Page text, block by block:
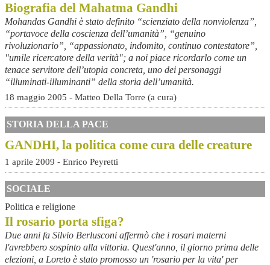
Biografia del Mahatma Gandhi
Mohandas Gandhi è stato definito “scienziato della nonviolenza”,
“portavoce della coscienza dell’umanità”, “genuino
rivoluzionario”, “appassionato, indomito, continuo contestatore”,
"umile ricercatore della verità"; a noi piace ricordarlo come un
tenace servitore dell’utopia concreta, uno dei personaggi
“illuminati-illuminanti” della storia dell’umanità.
18 maggio 2005 - Matteo Della Torre (a cura)
STORIA DELLA PACE
GANDHI, la politica come cura delle creature
1 aprile 2009 - Enrico Peyretti
SOCIALE
Politica e religione
Il rosario porta sfiga?
Due anni fa Silvio Berlusconi affermò che i rosari materni
l'avrebbero sospinto alla vittoria. Quest'anno, il giorno prima delle
elezioni, a Loreto è stato promosso un 'rosario per la vita' per